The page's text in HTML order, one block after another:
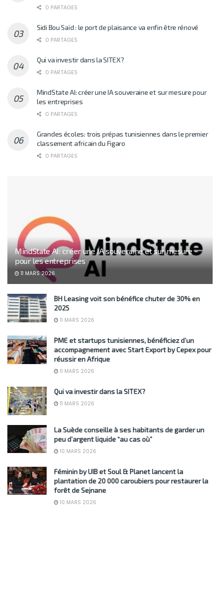
0 PARTAGES
Sidi Bou Saïd : le port de plaisance va enfin être rénové
0 PARTAGES
Qui va investir dans la SITEX?
0 PARTAGES
MindState AI: créer une IA souveraine et sur mesure pour
les entreprises
0 PARTAGES
Grandes écoles: trois prépas tunisiennes dans le premier
classement africain du Figaro
0 PARTAGES
MindState AI: créer une IA souveraine et sur mesure
pour les entreprises
11 MARS 2026
BH Leasing voit son bénéfice chuter de 30% en
2025
11 MARS 2026
PME et startups tunisiennes, bénéficiez d’un
accompagnement avec Start Export by Cepex pour
réussir en Afrique
11 MARS 2026
Qui va investir dans la SITEX?
11 MARS 2026
La Suède conseille à ses habitants de garder un
peu d’argent liquide “au cas où”
10 MARS 2026
Féminin by UIB et Soul & Planet lancent la
plantation de 20 000 caroubiers pour restaurer la
forêt de Sejnane
10 MARS 2026